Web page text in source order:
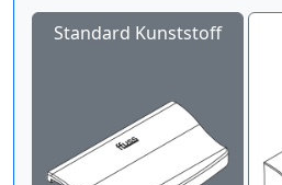
Standard Kunststoff